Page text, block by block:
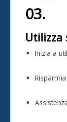
03.
Inizia a